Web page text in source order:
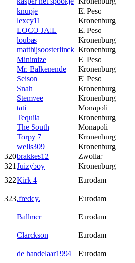
knupje
El Peso
lexcy11
Kronenburg
LOCO JAIL
El Peso
loubas
Kronenburg
matthijsoosterlinck Kronenburg
Minimize
El Peso
Mr. Balkenende
Kronenburg
Seison
El Peso
Snah
Kronenburg
Stemvee
Kronenburg
tati
Monapoli
Tequila
Kronenburg
The South
Monapoli
Torpy 7
Kronenburg
wells309
Kronenburg
320brakkes12 Zwollar
321Juizyboy Kronenburg
322Kirk 4 Eurodam
323.freddy. Eurodam
Ballmer Eurodam
Clarckson Eurodam
de handelaar1994 Eurodam